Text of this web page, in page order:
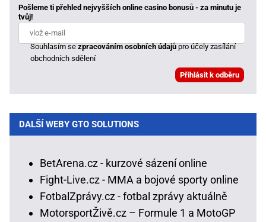
Pošleme ti přehled nejvyšších online casino bonusů - za minutu je
tvůj!
Souhlasím sezpracováním osobních údajůpro účely zasílání
obchodních sdělení
DALŠÍ WEBY GTO SOLUTIONS
BetArena.cz - kurzové sázení online
Fight-Live.cz - MMA a bojové sporty online
FotbalZprávy.cz - fotbal zprávy aktuálně
MotorsportŽivě.cz – Formule 1 a MotoGP